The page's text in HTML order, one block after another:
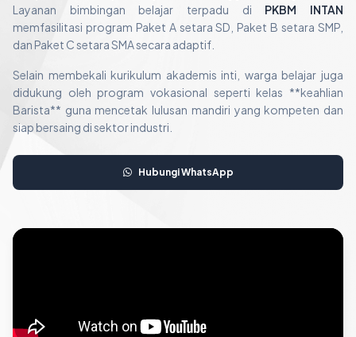
Layanan bimbingan belajar terpadu di PKBM INTAN
memfasilitasi program Paket A setara SD, Paket B setara SMP,
dan Paket C setara SMA secara adaptif.
Selain membekali kurikulum akademis inti, warga belajar juga
didukung oleh program vokasional seperti kelas **keahlian
Barista** guna mencetak lulusan mandiri yang kompeten dan
siap bersaing di sektor industri.
Hubungi WhatsApp